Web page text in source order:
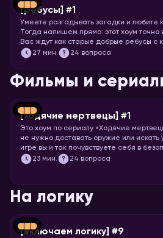
[ребусы] #1
Умеете разгадывать загадки и любите
Тогда напишем прямо: этот хоум точно
Вас ждут как старые добрые ребусы с
вопросы с визуальными подсказками.
27 мин. 24 вопроса
Фильмы и
[ходячие мертвецы] #1
Это хоум по сериалу «Ходячие
не нужно доставать оружие или искать
игре вы и так почувствуете себя в
Спросим вас про все 11 сезонов
23 мин. 24 вопроса
На логику
[включаем логику] #9